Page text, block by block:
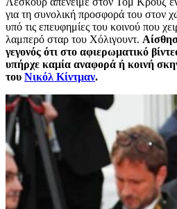
για τη συνολική προσφορά του στον
υπό τις επευφημίες του κοινού που
λαμπερό σταρ του Χόλιγουντ.
γεγονός ότι στο αφιερωματικό
υπήρχε καμία αναφορά ή κοινή
του Νικόλ Κίντμαν.